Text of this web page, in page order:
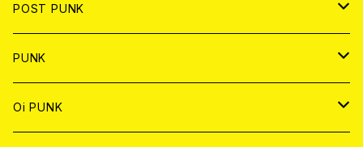
DIGITAL CONTENTS
ANALOG
JAPAN
CD
ANALOG
WORLD
CD
POST PUNK
CD
JAPAN
ANALOG
PUNK
JAPAN
Oi PUNK